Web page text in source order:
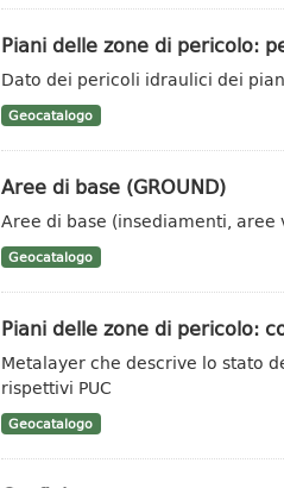
Piani delle zone di pericolo:
Dato dei pericoli idraulici dei
Geocatalogo
Aree di base (GROUND)
Aree di base (insediamenti,
Geocatalogo
Piani delle zone di pericolo:
Metalayer che descrive lo stato
rispettivi PUC
Geocatalogo